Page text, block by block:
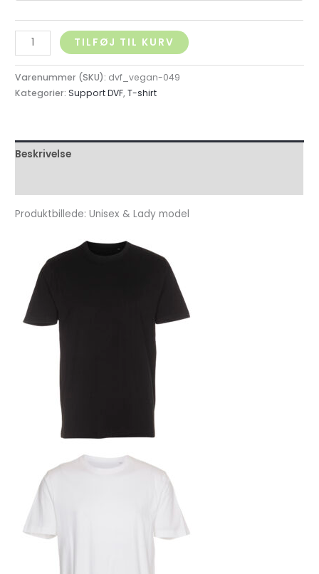
TILFØJ TIL KURV
Varenummer (SKU): dvf_vegan-049
Kategorier:Support DVF,T-shirt
Beskrivelse
Produktbillede: Unisex & Lady model